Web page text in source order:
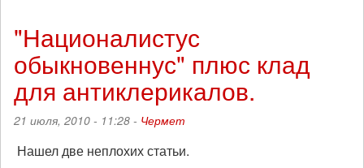
был
в
черносотенной
футболке
"Националистус
обыкновеннус" плюс клад
для антиклерикалов.
21 июля, 2010 - 11:28 - Чермет
Нашел две неплохих статьи.